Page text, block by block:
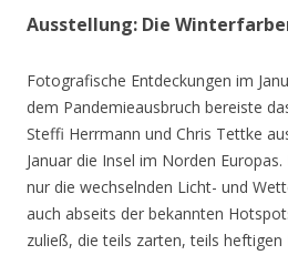
Ausstellung: Die
Fotografische Entdeckungen im
dem Pandemieausbruch bereiste
Steffi Herrmann und Chris Tettke
Januar die Insel im Norden
nur die wechselnden Licht- und
auch abseits der bekannten
zuließ, die teils zarten, teils heftigen